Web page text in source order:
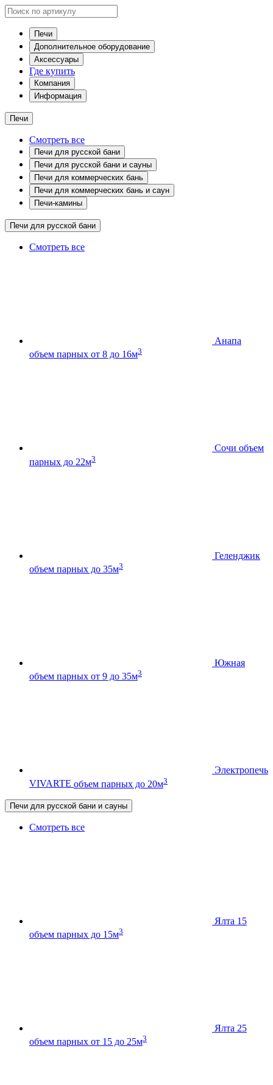
Печи
Дополнительное оборудование
Аксессуары
Где купить
Компания
Информация
Печи
Смотреть все
Печи для русской бани
Печи для русской бани и сауны
Печи для коммерческих бань
Печи для коммерческих бань и саун
Печи-камины
Печи для русской бани
Смотреть все
Анапа
объем парных от 8 до 16м3
Сочи объем
парных до 22м3
Геленджик
объем парных до 35м3
Южная
объем парных от 9 до 35м3
Электропечь
VIVARTE объем парных до 20м3
Печи для русской бани и сауны
Смотреть все
Ялта 15
объем парных до 15м3
Ялта 25
объем парных от 15 до 25м3